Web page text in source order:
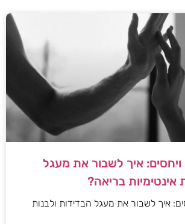
איך לשבור את מעגל
אינטימיות בריאה?
איך לשבור את מעגל הבדידות ולבנות